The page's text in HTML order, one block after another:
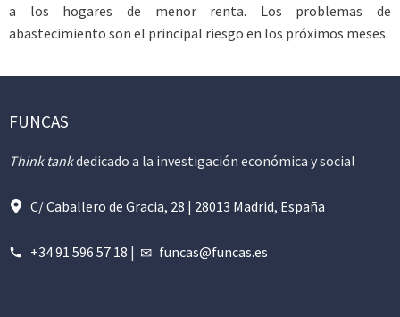
a los hogares de menor renta. Los problemas de
abastecimiento son el principal riesgo en los próximos meses.
FUNCAS
Think tankdedicado a la investigación económica y social
C/ Caballero de Gracia, 28 | 28013 Madrid, España
+34 91 596 57 18 | funcas@funcas.es